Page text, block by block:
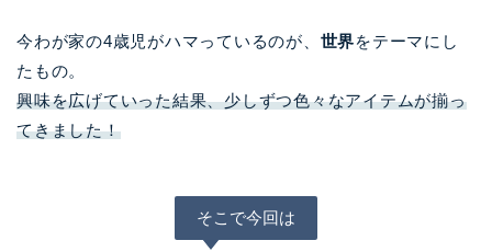
今わが家の4歳児がハマっているのが、 世界をテーマにし
たもの。
興味を広げていった結果、少しずつ色々なアイテムが揃っ
てきました！
そこで今回は